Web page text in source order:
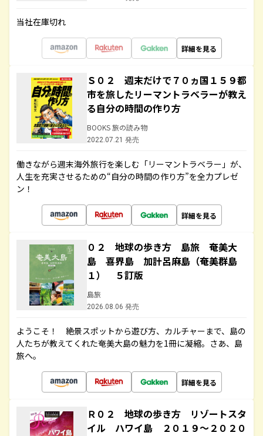
当社在庫切れ
詳細を見る
Ｓ０２ 週末だけで７０ヵ国１５９都
市を旅したリーマントラベラーが教え
る自分の時間の作り方
BOOKS 旅の読み物
2022.07.21 発売
働きながら週末海外旅行を楽しむ「リーマントラベラー」が、
人生を充実させるための“自分の時間の作り方”を全力プレゼ
ン！
詳細を見る
０２ 地球の歩き方 島旅 奄美大
島 喜界島 加計呂麻島（奄美群島
１） ５訂版
島旅
2026.08.06 発売
ようこそ！ 絶景スポットから遊び方、カルチャーまで、島の
人たちが教えてくれた奄美大島の魅力を1冊に凝縮。さあ、島
旅へ。
詳細を見る
Ｒ０２ 地球の歩き方 リゾートスタ
イル ハワイ島 ２０１９～２０２０